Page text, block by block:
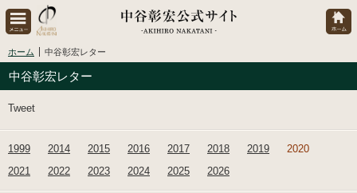
ホーム 中谷彰宏レター
中谷彰宏レター
Tweet
1999 2014 2015 2016 2017 2018 2019
2020
2021
2022 2023 2024 2025 2026